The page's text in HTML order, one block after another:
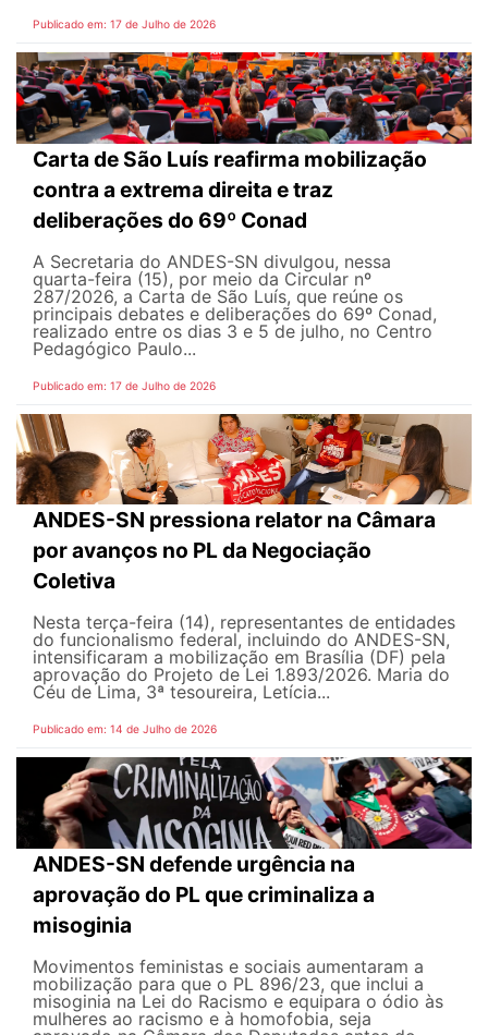
Publicado em: 17 de Julho de 2026
Carta de São Luís reafirma mobilização
contra a extrema direita e traz
deliberações do 69º Conad
A Secretaria do ANDES-SN divulgou, nessa
quarta-feira (15), por meio da Circular nº
287/2026, a Carta de São Luís, que reúne os
principais debates e deliberações do 69º Conad,
realizado entre os dias 3 e 5 de julho, no Centro
Pedagógico Paulo...
Publicado em: 17 de Julho de 2026
ANDES-SN pressiona relator na Câmara
por avanços no PL da Negociação
Coletiva
Nesta terça-feira (14), representantes de entidades
do funcionalismo federal, incluindo do ANDES-SN,
intensificaram a mobilização em Brasília (DF) pela
aprovação do Projeto de Lei 1.893/2026. Maria do
Céu de Lima, 3ª tesoureira, Letícia...
Publicado em: 14 de Julho de 2026
ANDES-SN defende urgência na
aprovação do PL que criminaliza a
misoginia
Movimentos feministas e sociais aumentaram a
mobilização para que o PL 896/23, que inclui a
misoginia na Lei do Racismo e equipara o ódio às
mulheres ao racismo e à homofobia, seja